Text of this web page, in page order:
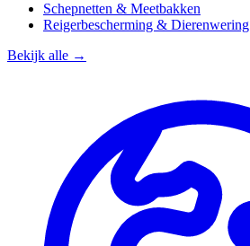
Schepnetten & Meetbakken
Reigerbescherming & Dierenwering
Bekijk alle →